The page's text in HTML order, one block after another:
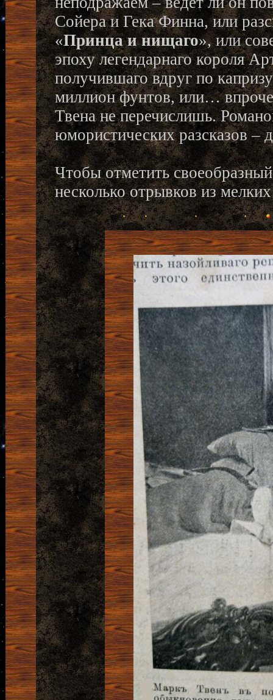
Сойера и Гека Финна, или
«Принца и нищаго», или
эпоху легендарнаго короля
получившаго вдруг по
миллион фунтов, или…
Твена не перечислишь.
юмористических разсказов –
Чтобы отметить
несколько отрывков из мелких